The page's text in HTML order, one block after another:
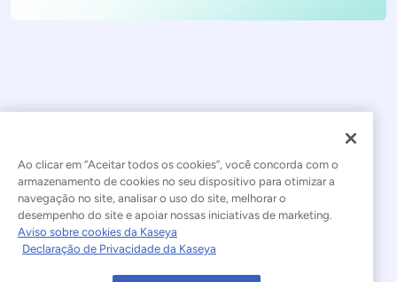
© 2026 Kaseya. Todos os direitos reservados.
Português Brasileiro
Declaração sobre a Escravidão Moderna
Ao clicar em “Aceitar todos os cookies”, você concorda com o
armazenamento de cookies no seu dispositivo para otimizar a
navegação no site, analisar o uso do site, melhorar o
desempenho do site e apoiar nossas iniciativas de marketing.
Aviso sobre cookies da Kaseya
Declaração de Privacidade da Kaseya